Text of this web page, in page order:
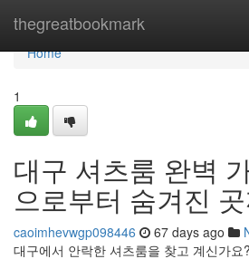
thegreatbookmark
Home
Home
1
대구 셔츠룸 완벽
으로부터 숨겨진
caoimhevwgp098446 67 days ago
대구에서 안락한 셔츠룸을 찾고 계신가